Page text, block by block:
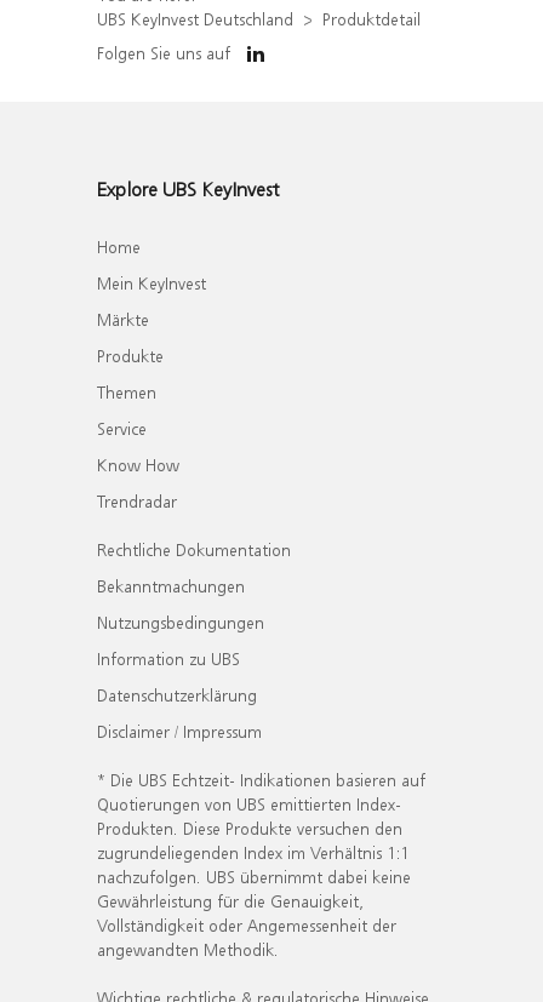
UBS KeyInvest Deutschland
Produktdetail
Folgen Sie uns auf
Explore UBS KeyInvest
Home
Mein KeyInvest
Märkte
Produkte
Themen
Service
Know How
Trendradar
Rechtliche Dokumentation
Bekanntmachungen
Nutzungsbedingungen
Information zu UBS
Datenschutzerklärung
Disclaimer / Impressum
* Die UBS Echtzeit- Indikationen basieren auf
Quotierungen von UBS emittierten Index-
Produkten. Diese Produkte versuchen den
zugrundeliegenden Index im Verhältnis 1:1
nachzufolgen. UBS übernimmt dabei keine
Gewährleistung für die Genauigkeit,
Vollständigkeit oder Angemessenheit der
angewandten Methodik.